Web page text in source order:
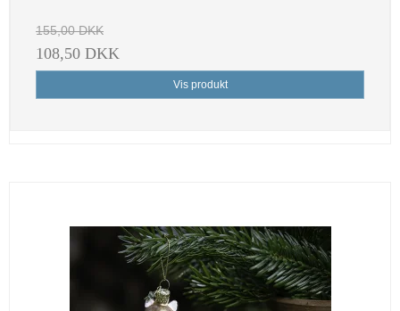
155,00 DKK
108,50 DKK
Vis produkt